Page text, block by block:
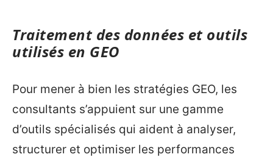
Traitement des données et outils
utilisés en GEO
Pour mener à bien les stratégies GEO, les
consultants s’appuient sur une gamme
d’outils spécialisés qui aident à analyser,
structurer et optimiser les performances